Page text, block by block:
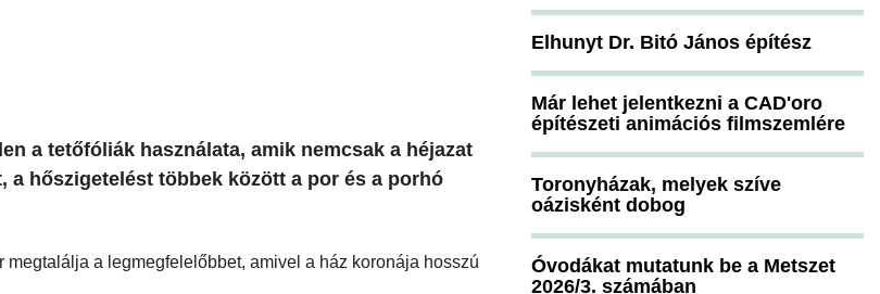
a tetőfóliák használata, amik nemcsak a héjazat
a hőszigetelést többek között a por és a porhó
a legmegfelelőbbet, amivel a ház koronája hosszú
Elhunyt Dr. Bitó János építész
Már lehet jelentkezni a CAD'oro
építészeti animációs filmszemlére
Toronyházak, melyek szíve
oázisként dobog
Óvodákat mutatunk be a Metszet
2026/3. számában